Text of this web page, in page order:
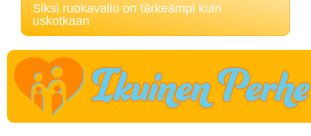
Siksi ruokavalio on tärkeämpi kuin
uskotkaan